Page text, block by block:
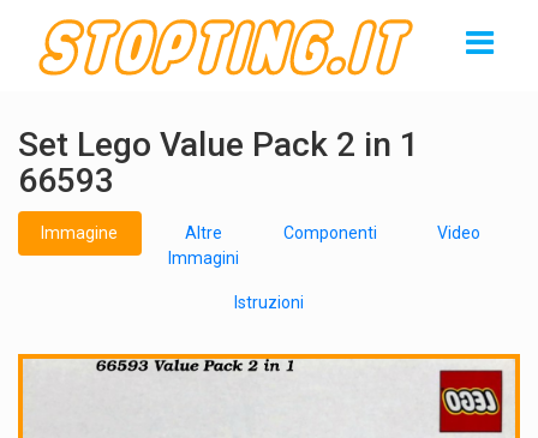
Set Lego Value Pack 2 in 1
66593
Immagine
Altre
Immagini
Componenti Video
Istruzioni